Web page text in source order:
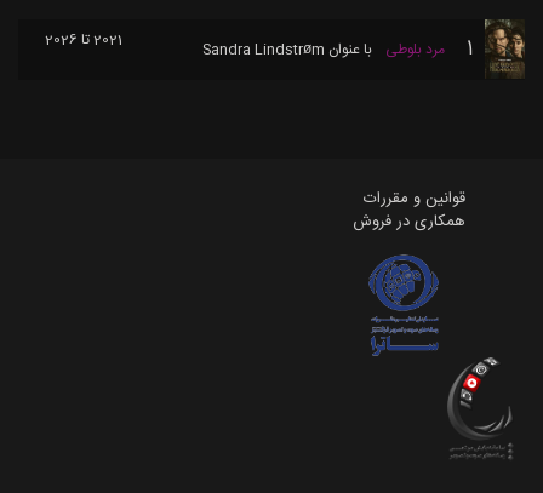
1 مرد بلوطی با عنوان Sandra Lindstrøm 2021 تا 2026
قوانین و مقررات
همکاری در فروش